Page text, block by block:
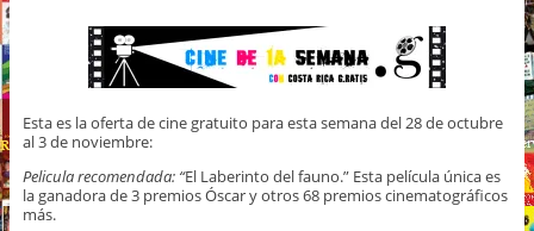
Esta es la oferta de cine gratuito para esta semana del 28 de octubre
al 3 de noviembre:
Pelicula recomendada: “El Laberinto del fauno.” Esta película única es
la ganadora de 3 premios Óscar y otros 68 premios cinematográficos
más.